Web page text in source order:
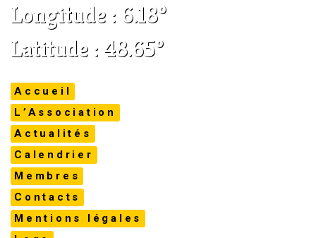
Longitude : 6.18°
Latitude : 48.65°
Accueil
L’Association
Actualités
Calendrier
Membres
Contacts
Mentions légales